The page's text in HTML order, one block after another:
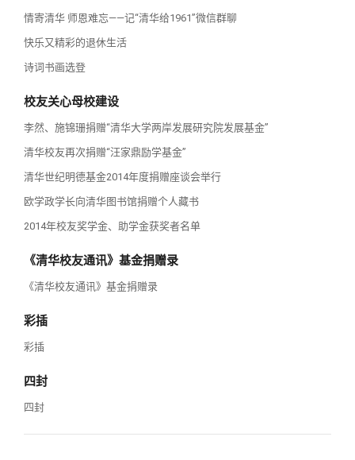
情寄清华 师恩难忘——记“清华给1961”微信群聊
快乐又精彩的退休生活
诗词书画选登
校友关心母校建设
李然、施锦珊捐赠“清华大学两岸发展研究院发展基金”
清华校友再次捐赠“汪家鼎励学基金”
清华世纪明德基金2014年度捐赠座谈会举行
欧学政学长向清华图书馆捐赠个人藏书
2014年校友奖学金、助学金获奖者名单
《清华校友通讯》基金捐赠录
《清华校友通讯》基金捐赠录
彩插
彩插
四封
四封